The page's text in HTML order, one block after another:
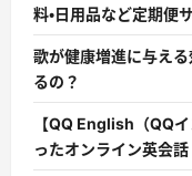
料・日用品など定期便
歌が健康増進に与え
るの？
【QQ English（QQ
ったオンライン英会話